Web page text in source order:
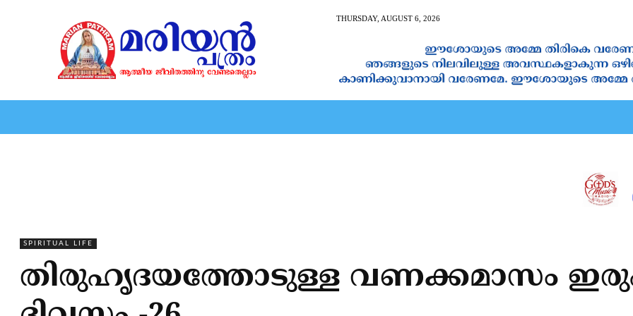
THURSDAY, AUGUST 6, 2026
SPIRITUAL LIFE
തിരുഹൃദയത്തോടുള്ള വണക്കമാസം